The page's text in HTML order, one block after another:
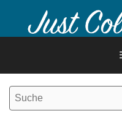
Inhalt